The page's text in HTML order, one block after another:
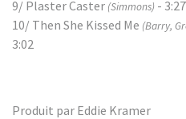
9/ Plaster Caster (Simmons) - 3:27
10/ Then She Kissed Me (Barry,
3:02
Produit par Eddie Kramer